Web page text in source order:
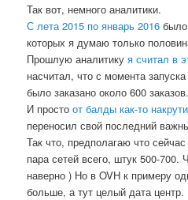
Так вот, немного аналитики.
С лета 2015 по январь 2016 было
которых я думаю только
Прошлую аналитикуя считал в
насчитал, что с момента
было заказано около 600 заказов.
И простоот балды как-то
переносил свой последний
Так что, предполагаю что
пара сетей всего, штук 500-700.
наверно ) Но в OVH к примеру
больше, а тут целый дата центр.